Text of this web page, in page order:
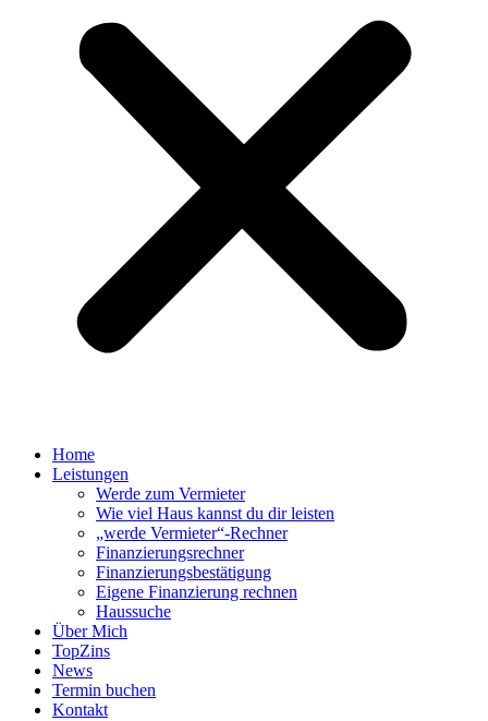
Home
Leistungen
Werde zum Vermieter
Wie viel Haus kannst du dir leisten
„werde Vermieter“-Rechner
Finanzierungsrechner
Finanzierungsbestätigung
Eigene Finanzierung rechnen
Haussuche
Über Mich
TopZins
News
Termin buchen
Kontakt